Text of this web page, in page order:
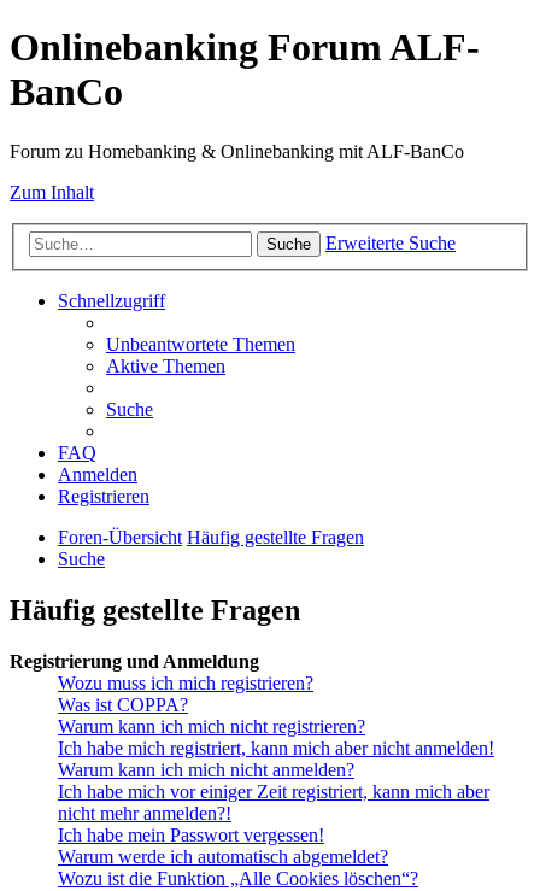
Onlinebanking Forum ALF-
BanCo
Forum zu Homebanking & Onlinebanking mit ALF-BanCo
Zum Inhalt
Suche Erweiterte Suche
Schnellzugriff
Unbeantwortete Themen
Aktive Themen
Suche
FAQ
Anmelden
Registrieren
Foren-Übersicht Häufig gestellte Fragen
Suche
Häufig gestellte Fragen
Registrierung und Anmeldung
Wozu muss ich mich registrieren?
Was ist COPPA?
Warum kann ich mich nicht registrieren?
Ich habe mich registriert, kann mich aber nicht anmelden!
Warum kann ich mich nicht anmelden?
Ich habe mich vor einiger Zeit registriert, kann mich aber
nicht mehr anmelden?!
Ich habe mein Passwort vergessen!
Warum werde ich automatisch abgemeldet?
Wozu ist die Funktion „Alle Cookies löschen“?